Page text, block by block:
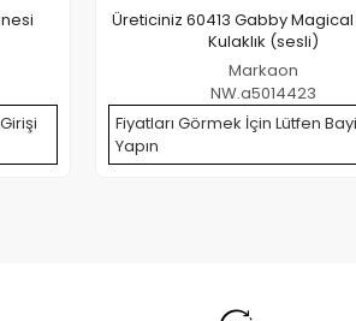
Üreticiniz 60413 Gabby
Kulaklık (sesli)
Markaon
NW.a5014423
Fiyatları Görmek İçin Lütfen
Yapın